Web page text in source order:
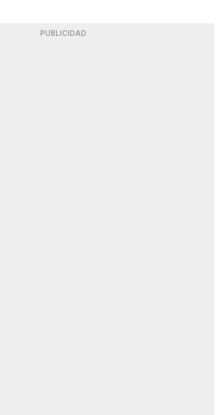
PUBLICIDAD